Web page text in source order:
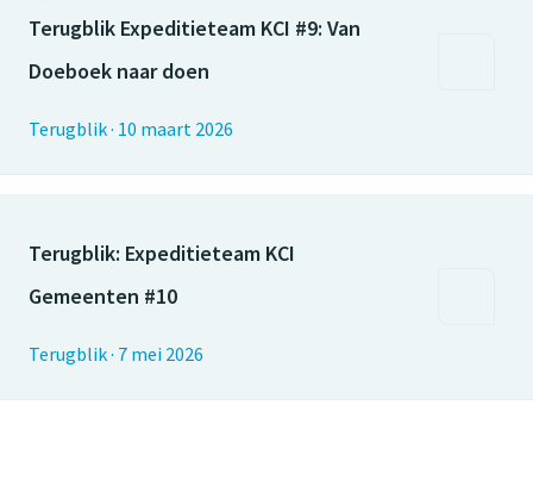
Terugblik Expeditieteam KCI #9: Van
Doeboek naar doen
Terugblik· 10 maart 2026
Terugblik: Expeditieteam KCI
Gemeenten #10
Terugblik· 7 mei 2026